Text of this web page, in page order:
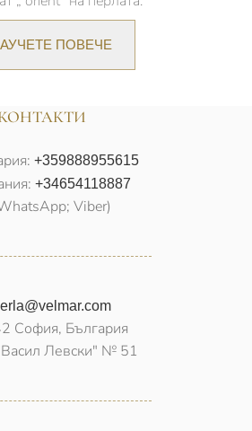
ПОВЕЧЕ
+359888955615
+34654118887
Viber)
София, България
Левски" № 51